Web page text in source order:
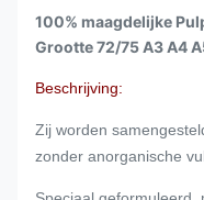
100% maagdelijke
Grootte 72/75 A3 A4
Beschrijving:
Zij worden
zonder anorganische